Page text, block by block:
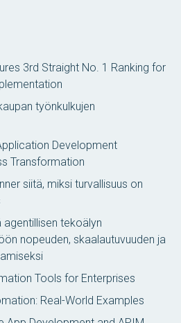
3rd Straight No. 1 Ranking for
työnkulkujen
Development
Transformation
siitä, miksi turvallisuus on
tekoälyn
nopeuden, skaalautuvuuden ja
Tools for Enterprises
Real-World Examples